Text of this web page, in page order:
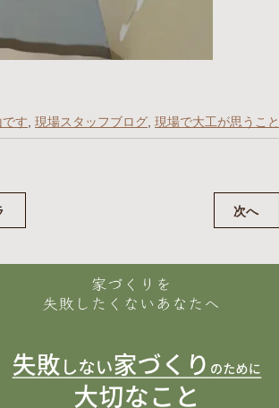
す 現場スタッフブログ 現場で大工が思うこと
次へ